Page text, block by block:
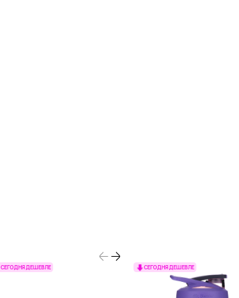
СЕГОДНЯ ДЕШЕВЛЕ СЕГОДНЯ ДЕШЕВЛЕ